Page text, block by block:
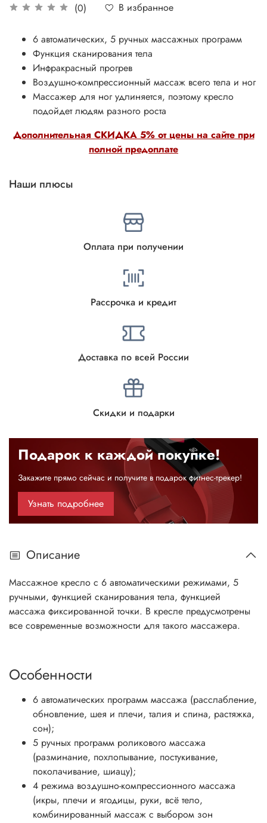
(0) В избранное
Дополнительная СКИДКА 5% от цены на сайте при
полной предоплате
6 автоматических, 5 ручных массажных программ
Функция сканирования тела
Инфракрасный прогрев
Воздушно-компрессионный массаж всего тела и ног
Массажер для ног удлиняется, поэтому кресло
подойдет людям разного роста
Наши плюсы
Оплата при получении
Рассрочка и кредит
Доставка по всей России
Скидки и подарки
Подарок к каждой покупке!
Закажите прямо сейчас и получите в подарок фитнес-трекер!
Узнать подробнее
Описание
Массажное кресло с 6 автоматическими режимами, 5
ручными, функцией сканирования тела, функцией
массажа фиксированной точки. В кресле предусмотрены
все современные возможности для такого массажера.
Особенности
6 автоматических программ массажа (расслабление,
обновление, шея и плечи, талия и спина, растяжка,
сон);
5 ручных программ роликового массажа
(разминание, похлопывание, постукивание,
поколачивание, шиацу);
4 режима воздушно-компрессионного массажа
(икры, плечи и ягодицы, руки, всё тело,
комбинированный массаж с выбором зон